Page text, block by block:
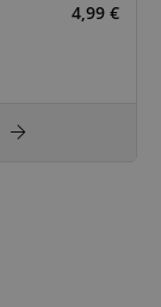
4,99 €